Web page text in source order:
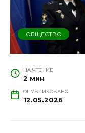
ОБЩЕСТВО
НА ЧТЕНИЕ
2 мин
ОПУБЛИКОВАНО
12.05.2026